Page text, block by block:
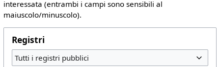
interessata (entrambi i campi sono sensibili al
maiuscolo/minuscolo).
Registri
Tutti i registri pubblici